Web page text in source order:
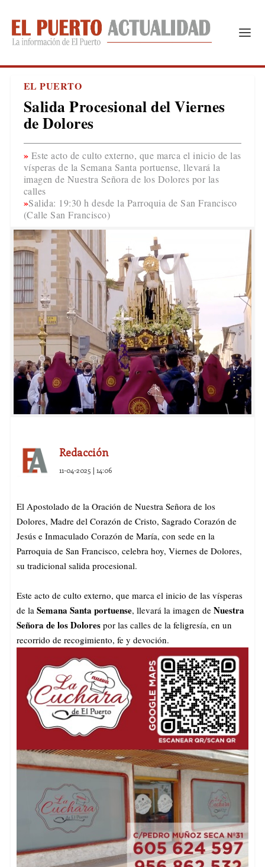
EL PUERTO
Salida Procesional del Viernes
de Dolores
Este acto de culto externo, que marca el inicio de las
vísperas de la Semana Santa portuense, llevará la
imagen de Nuestra Señora de los Dolores por las
calles
Salida: 19:30 h desde la Parroquia de San Francisco
(Calle San Francisco)
Redacción
11-04-2025 | 14:06
El Apostolado de la Oración de Nuestra Señora de los
Dolores, Madre del Corazón de Cristo, Sagrado Corazón de
Jesús e Inmaculado Corazón de María, con sede en la
Parroquia de San Francisco, celebra hoy, Viernes de Dolores,
su tradicional salida procesional.
Este acto de culto externo, que marca el inicio de las vísperas
de la Semana Santa portuense, llevará la imagen de Nuestra
Señora de los Dolorespor las calles de la feligresía, en un
recorrido de recogimiento, fe y devoción.